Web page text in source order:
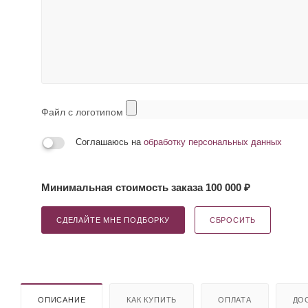
Файл с логотипом
Соглашаюсь на обработку персональных данных
Минимальная стоимость заказа 100 000 ₽
СДЕЛАЙТЕ МНЕ ПОДБОРКУ СБРОСИТЬ
ОПИСАНИЕ КАК КУПИТЬ ОПЛАТА